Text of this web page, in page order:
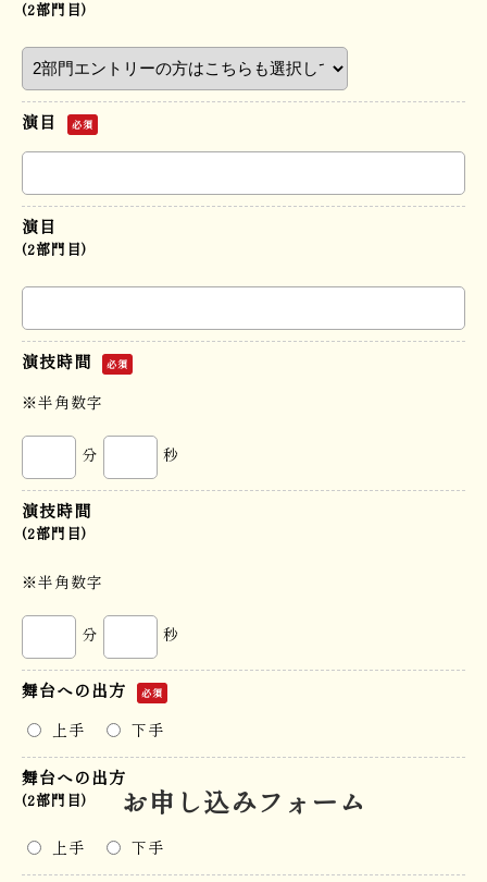
お申し込みフォーム
(2部門目)
演目 必須
演目
(2部門目)
演技時間 必須
※半角数字
分 秒
演技時間
(2部門目)
※半角数字
分 秒
舞台への出方 必須
上手 下手
舞台への出方
(2部門目)
上手 下手